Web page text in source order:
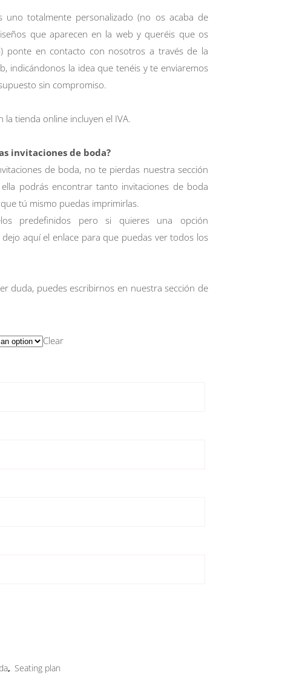
uno totalmente personalizado (no os acaba de
que aparecen en la web y queréis que os
ponte en contacto con nosotros a través de la
indicándonos la idea que tenéis y te enviaremos
sin compromiso.
tienda online incluyen el IVA.
invitaciones de boda?
de boda, no te pierdas nuestra sección
podrás encontrar tanto invitaciones de boda
tú mismo puedas imprimirlas.
predefinidos pero si quieres una opción
dejo aquíel enlace para que puedas ver todos los
duda, puedes escribirnos en nuestra sección de
Clear
, Seating plan